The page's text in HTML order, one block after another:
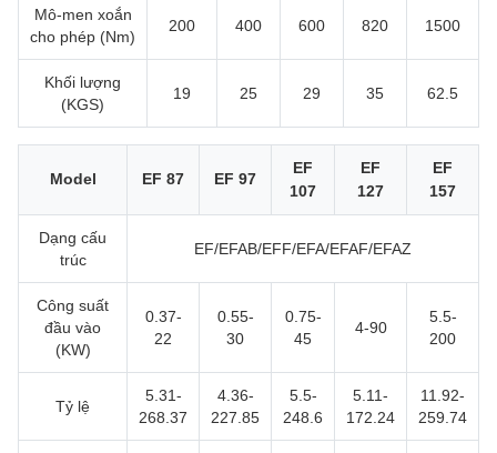
Mô-men xoắn
cho phép (Nm)
200 400 600 820 1500
Khối lượng
(KGS)
19 25 29 35 62.5
Model EF 87 EF 97
EF
107
EF
127
EF
157
Dạng cấu
trúc
EF/EFAB/EFF/EFA/EFAF/EFAZ
Công suất
đầu vào
(KW)
0.37-
22
0.55-
30
0.75-
45
4-90
5.5-
200
Tỷ lệ
5.31-
268.37
4.36-
227.85
5.5-
248.6
5.11-
172.24
11.92-
259.74